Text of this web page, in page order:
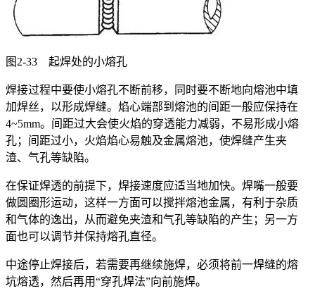
图2-33 起焊处的小熔孔
焊接过程中要使小熔孔不断前移，同时要不断地向熔池中填
加焊丝，以形成焊缝。焰心端部到熔池的间距一般应保持在
4~5mm。间距过大会使火焰的穿透能力减弱，不易形成小熔
孔；间距过小，火焰焰心易触及金属熔池，使焊缝产生夹
渣、气孔等缺陷。
在保证焊透的前提下，焊接速度应适当地加快。焊嘴一般要
做圆圈形运动，这样一方面可以搅拌熔池金属，有利于杂质
和气体的逸出，从而避免夹渣和气孔等缺陷的产生；另一方
面也可以调节并保持熔孔直径。
中途停止焊接后，若需要再继续施焊，必须将前一焊缝的熔
坑熔透，然后再用“穿孔焊法”向前施焊。